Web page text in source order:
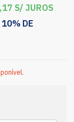
S/ JUROS
10% DE